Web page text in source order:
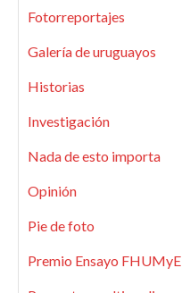
Fotorreportajes
Galería de uruguayos
Historias
Investigación
Nada de esto importa
Opinión
Pie de foto
Premio Ensayo FHUMyE